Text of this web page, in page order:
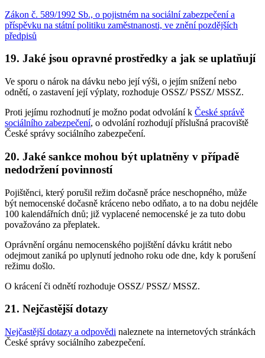
Zákon č. 589/1992 Sb., o pojistném na sociální zabezpečení a
příspěvku na státní politiku zaměstnanosti, ve znění pozdějších
předpisů
19. Jaké jsou opravné prostředky a jak se uplatňují
Ve sporu o nárok na dávku nebo její výši, o jejím snížení nebo
odnětí, o zastavení její výplaty, rozhoduje OSSZ/ PSSZ/ MSSZ.
Proti jejímu rozhodnutí je možno podat odvolání k České správě
sociálního zabezpečení, o odvolání rozhodují příslušná pracoviště
České správy sociálního zabezpečení.
20. Jaké sankce mohou být uplatněny v případě
nedodržení povinností
Pojištěnci, který porušil režim dočasně práce neschopného, může
být nemocenské dočasně kráceno nebo odňato, a to na dobu nejdéle
100 kalendářních dnů; již vyplacené nemocenské je za tuto dobu
považováno za přeplatek.
Oprávnění orgánu nemocenského pojištění dávku krátit nebo
odejmout zaniká po uplynutí jednoho roku ode dne, kdy k porušení
režimu došlo.
O krácení či odnětí rozhoduje OSSZ/ PSSZ/ MSSZ.
21. Nejčastější dotazy
Nejčastější dotazy a odpovědi naleznete na internetových stránkách
České správy sociálního zabezpečení.